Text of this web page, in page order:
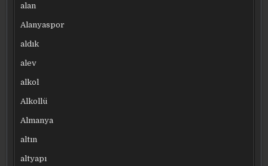
alan
Alanyaspor
aldık
alev
alkol
Alkollü
Almanya
altın
altyapı